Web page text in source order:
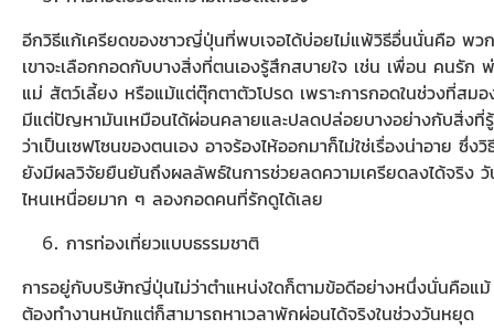
อีกวิธีแก้เครียดของชาวญี่ปุ่นที่พบเจอได้บ่อยไม่แพ้วิธีอื่นนั่นคือ พวก
เขาจะเลือกกอดกับบางสิ่งที่ตนเองรู้สึกสบายใจ เช่น เพื่อน คนรัก
แม่ สัตว์เลี้ยง หรือแม้แต่ตุ๊กตาตัวโปรด เพราะการกอดในช่วงที่สมอ
มีแต่ปัญหามันเหมือนได้ผ่อนคลายและปลดปล่อยบางอย่างกับสิ่งที่
ว่าเป็นเซฟโซนของตนเอง อาจร้องไห้ออกมาก็ไม่ใช่เรื่องน่าอาย ซึ่งวิ
ยังมีผลวิจัยยืนยันถึงผลลัพธ์ในการช่วยลดความเครียดลงได้จริง วั
ไหนเหนื่อยมาก ๆ ลองกอดคนที่รักดูได้เลย
การท่องเที่ยวแบบธรรมชาติ
การอยู่กับบริษัทญี่ปุ่นไม่ว่าตำแหน่งใดก็ตามข้อดีอย่างหนึ่งนั่นคือแม้
ต้องทำงานหนักแต่ก็สามารถหาเวลาพักผ่อนได้จริงในช่วงวันหยุด